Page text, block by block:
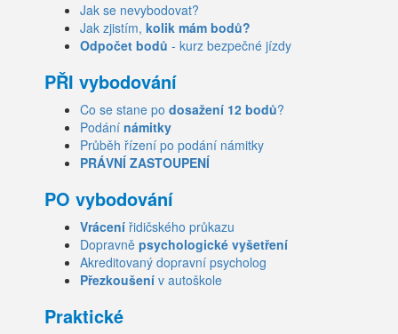
Jak se nevybodovat?
Jak zjistím, kolik mám bodů?
Odpočet bodů - kurz bezpečné jízdy
PŘI vybodování
Co se stane po dosažení 12 bodů?
Podání námitky
Průběh řízení po podání námitky
PRÁVNÍ ZASTOUPENÍ
PO vybodování
Vrácení řidičského průkazu
Dopravně psychologické vyšetření
Akreditovaný dopravní psycholog
Přezkoušení v autoškole
Praktické